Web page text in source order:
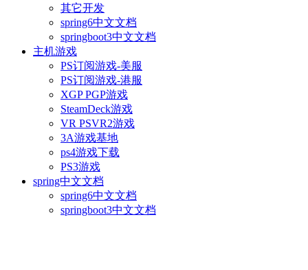
其它开发
spring6中文文档
springboot3中文文档
主机游戏
PS订阅游戏-美服
PS订阅游戏-港服
XGP PGP游戏
SteamDeck游戏
VR PSVR2游戏
3A游戏基地
ps4游戏下载
PS3游戏
spring中文文档
spring6中文文档
springboot3中文文档